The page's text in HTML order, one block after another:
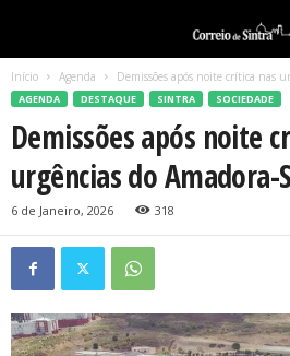
Início Agenda Demissões após noite crítica nas
AGENDA DESTAQUE SINTRA SOCIEDADE
Demissões após noite
urgências do Amadora-
6 de Janeiro, 2026 318